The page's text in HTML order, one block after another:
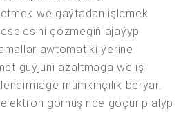
we gaýtadan işlemek
çözmegiň ajaýyp
awtomatiki ýerine
güýjüni azaltmaga we iş
mümkinçilik berýär.
görnüşinde göçürip alyp